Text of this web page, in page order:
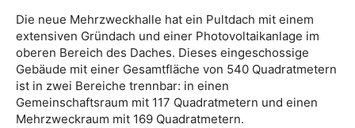
Die neue Mehrzweckhalle hat ein Pultdach mit einem
extensiven Gründach und einer Photovoltaikanlage im
oberen Bereich des Daches. Dieses eingeschossige
Gebäude mit einer Gesamtfläche von 540 Quadratmetern
ist in zwei Bereiche trennbar: in einen
Gemeinschaftsraum mit 117 Quadratmetern und einen
Mehrzweckraum mit 169 Quadratmetern.